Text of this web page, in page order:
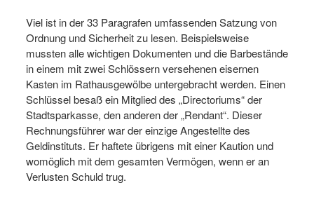
Viel ist in der 33 Paragrafen umfassenden Satzung von
Ordnung und Sicherheit zu lesen. Beispielsweise
mussten alle wichtigen Dokumenten und die Barbestände
in einem mit zwei Schlössern versehenen eisernen
Kasten im Rathausgewölbe untergebracht werden. Einen
Schlüssel besaß ein Mitglied des „Directoriums“ der
Stadtsparkasse, den anderen der „Rendant“. Dieser
Rechnungsführer war der einzige Angestellte des
Geldinstituts. Er haftete übrigens mit einer Kaution und
womöglich mit dem gesamten Vermögen, wenn er an
Verlusten Schuld trug.